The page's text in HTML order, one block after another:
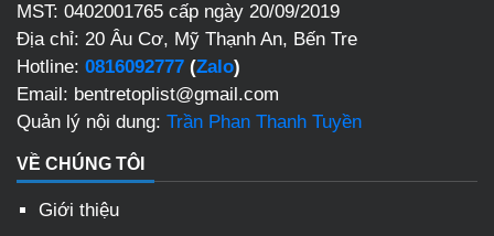
MST: 0402001765 cấp ngày 20/09/2019
Địa chỉ: 20 Âu Cơ, Mỹ Thạnh An, Bến Tre
Hotline: 0816092777 (Zalo)
Email: bentretoplist@gmail.com
Quản lý nội dung: Trần Phan Thanh Tuyền
VỀ CHÚNG TÔI
Giới thiệu